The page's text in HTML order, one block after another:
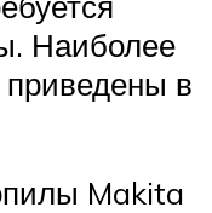
Наиболее
приведены в
Makita